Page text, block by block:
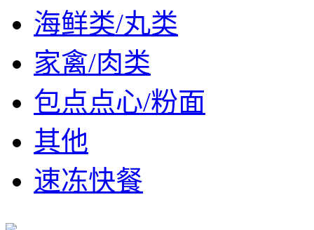
海鲜类/丸类
家禽/肉类
包点点心/粉面
其他
速冻快餐